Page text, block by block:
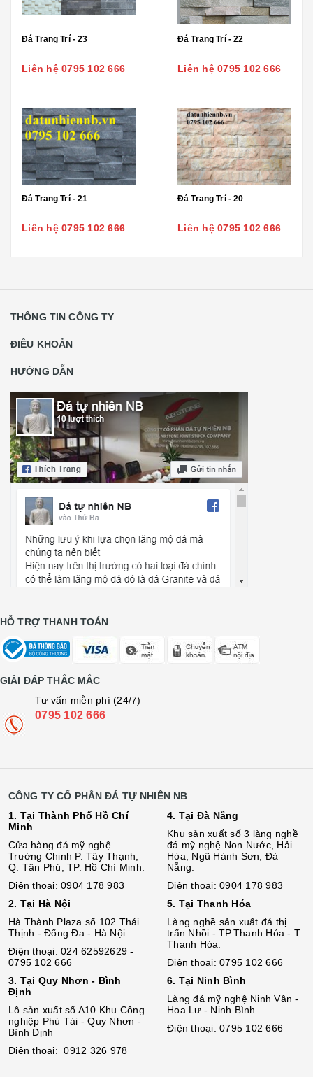
Đá Trang Trí - 23
Liên hệ 0795 102 666
Đá Trang Trí - 22
Liên hệ 0795 102 666
Đá Trang Trí - 21
Liên hệ 0795 102 666
Đá Trang Trí - 20
Liên hệ 0795 102 666
THÔNG TIN CÔNG TY
ĐIỀU KHOẢN
HƯỚNG DẪN
HỖ TRỢ THANH TOÁN
GIẢI ĐÁP THẮC MẮC
Tư vấn miễn phí (24/7)
0795 102 666
CÔNG TY CỔ PHẦN ĐÁ TỰ NHIÊN NB
1. Tại Thành Phố Hồ Chí
Minh
Cửa hàng đá mỹ nghệ
Trường Chinh P. Tây Thạnh,
Q. Tân Phú, TP. Hồ Chí Minh.
Điện thoại: 0904 178 983
2. Tại Hà Nội
Hà Thành Plaza số 102 Thái
Thịnh - Đống Đa - Hà Nội.
Điện thoại: 024 62592629 -
0795 102 666
3. Tại Quy Nhơn - Bình
Định
Lô sản xuất số A10 Khu Công
nghiệp Phú Tài - Quy Nhơn -
Bình Định
Điện thoại: 0912 326 978
4. Tại Đà Nẵng
Khu sản xuất số 3 làng nghề
đá mỹ nghệ Non Nước, Hải
Hòa, Ngũ Hành Sơn, Đà
Nẵng.
Điện thoại: 0904 178 983
5. Tại Thanh Hóa
Làng nghề sản xuất đá thị
trấn Nhồi - TP.Thanh Hóa - T.
Thanh Hóa.
Điện thoại: 0795 102 666
6. Tại Ninh Bình
Làng đá mỹ nghệ Ninh Vân -
Hoa Lư - Ninh Bình
Điện thoại: 0795 102 666